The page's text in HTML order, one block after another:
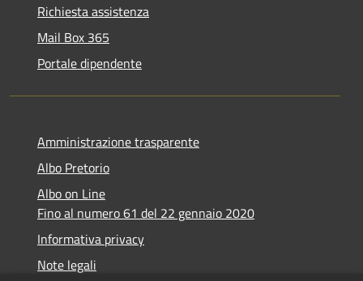
Richiesta assistenza
Mail Box 365
Portale dipendente
Amministrazione trasparente
Albo Pretorio
Albo on Line
Fino al numero 61 del 22 gennaio 2020
Informativa privacy
Note legali